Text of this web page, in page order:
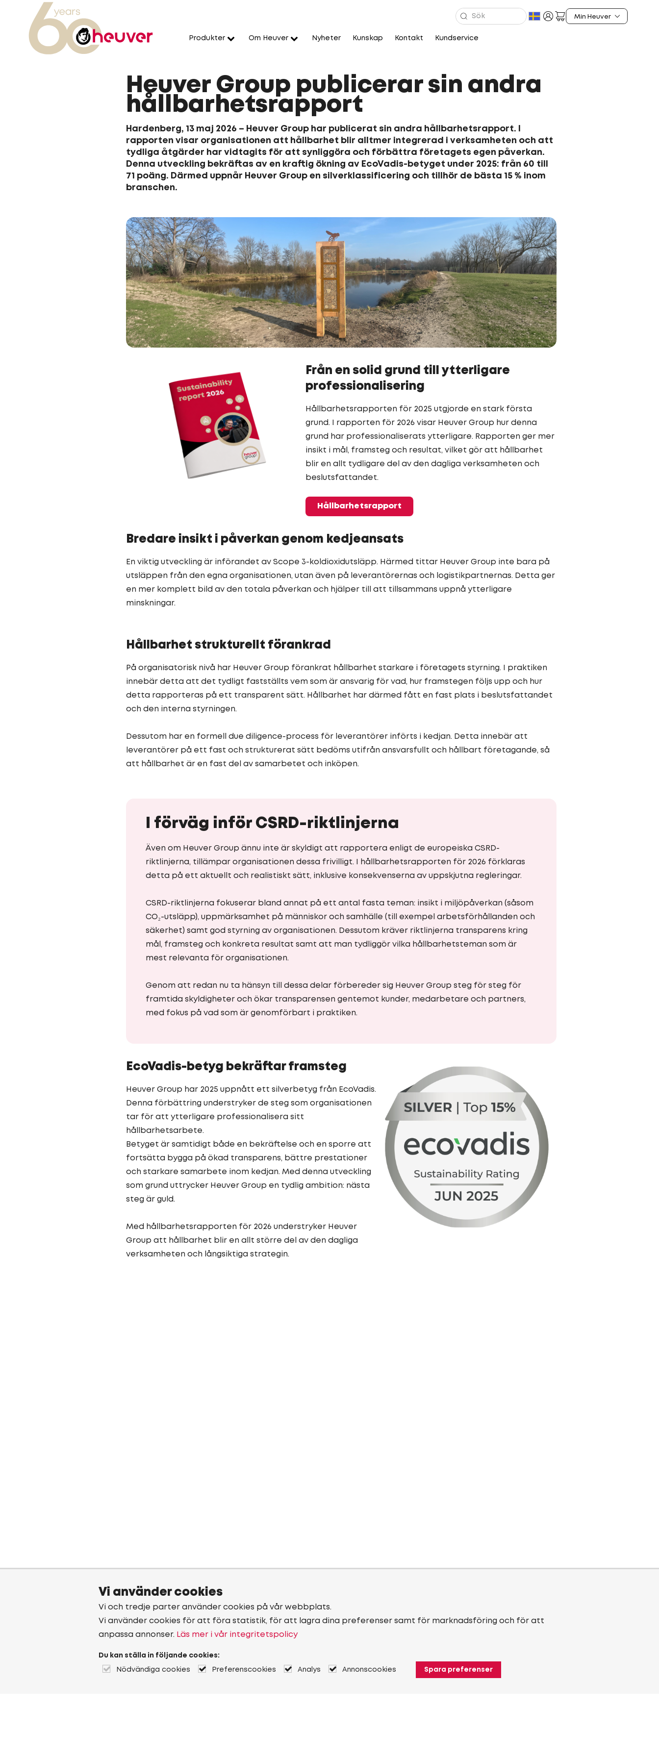
Produkter Om Heuver Nyheter Kunskap Kontakt Kundservice
Heuver Group publicerar sin andra
hållbarhetsrapport
Hardenberg, 13 maj 2026 – Heuver Group har publicerat sin andra hållbarhetsrapport. I
rapporten visar organisationen att hållbarhet blir alltmer integrerad i verksamheten och att
tydliga åtgärder har vidtagits för att synliggöra och förbättra företagets egen påverkan.
Denna utveckling bekräftas av en kraftig ökning av EcoVadis-betyget under 2025: från 60 till
71 poäng. Därmed uppnår Heuver Group en silverklassificering och tillhör de bästa 15 % inom
branschen.
Från en solid grund till ytterligare
professionalisering
Hållbarhetsrapporten för 2025 utgjorde en stark första
grund. I rapporten för 2026 visar Heuver Group hur denna
grund har professionaliserats ytterligare. Rapporten ger mer
insikt i mål, framsteg och resultat, vilket gör att hållbarhet
blir en allt tydligare del av den dagliga verksamheten och
beslutsfattandet.
Hållbarhetsrapport
Bredare insikt i påverkan genom kedjeansats
En viktig utveckling är införandet av Scope 3-koldioxidutsläpp. Härmed tittar Heuver Group inte bara på
utsläppen från den egna organisationen, utan även på leverantörernas och logistikpartnernas. Detta ger
en mer komplett bild av den totala påverkan och hjälper till att tillsammans uppnå ytterligare
minskningar.
Hållbarhet strukturellt förankrad
På organisatorisk nivå har Heuver Group förankrat hållbarhet starkare i företagets styrning. I praktiken
innebär detta att det tydligt fastställts vem som är ansvarig för vad, hur framstegen följs upp och hur
detta rapporteras på ett transparent sätt. Hållbarhet har därmed fått en fast plats i beslutsfattandet
och den interna styrningen.
Dessutom har en formell due diligence-process för leverantörer införts i kedjan. Detta innebär att
leverantörer på ett fast och strukturerat sätt bedöms utifrån ansvarsfullt och hållbart företagande, så
att hållbarhet är en fast del av samarbetet och inköpen.
I förväg inför CSRD-riktlinjerna
Även om Heuver Group ännu inte är skyldigt att rapportera enligt de europeiska CSRD-
riktlinjerna, tillämpar organisationen dessa frivilligt. I hållbarhetsrapporten för 2026 förklaras
detta på ett aktuellt och realistiskt sätt, inklusive konsekvenserna av uppskjutna regleringar.
CSRD-riktlinjerna fokuserar bland annat på ett antal fasta teman: insikt i miljöpåverkan (såsom
CO₂-utsläpp), uppmärksamhet på människor och samhälle (till exempel arbetsförhållanden och
säkerhet) samt god styrning av organisationen. Dessutom kräver riktlinjerna transparens kring
mål, framsteg och konkreta resultat samt att man tydliggör vilka hållbarhetsteman som är
mest relevanta för organisationen.
Genom att redan nu ta hänsyn till dessa delar förbereder sig Heuver Group steg för steg för
framtida skyldigheter och ökar transparensen gentemot kunder, medarbetare och partners,
med fokus på vad som är genomförbart i praktiken.
EcoVadis-betyg bekräftar framsteg
Heuver Group har 2025 uppnått ett silverbetyg från EcoVadis.
Denna förbättring understryker de steg som organisationen
tar för att ytterligare professionalisera sitt
hållbarhetsarbete.
Betyget är samtidigt både en bekräftelse och en sporre att
fortsätta bygga på ökad transparens, bättre prestationer
och starkare samarbete inom kedjan. Med denna utveckling
som grund uttrycker Heuver Group en tydlig ambition: nästa
steg är guld.
Med hållbarhetsrapporten för 2026 understryker Heuver
Group att hållbarhet blir en allt större del av den dagliga
verksamheten och långsiktiga strategin.
Vi använder cookies
Vi och tredje parter använder cookies på vår webbplats.
Vi använder cookies för att föra statistik, för att lagra dina preferenser samt för marknadsföring och för att
anpassa annonser. Läs mer i vår integritetspolicy
Du kan ställa in följande cookies:
Nödvändiga cookies Preferenscookies Analys Annonscookies Spara preferenser